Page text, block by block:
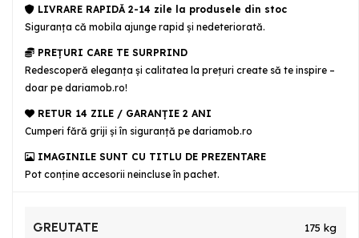
LIVRARE RAPIDĂ 2-14 zile la produsele din stoc
Siguranţa că mobila ajunge rapid şi nedeteriorată.
PREȚURI CARE TE SURPRIND
Redescoperă eleganța și calitatea la prețuri create să te inspire –
doar pe dariamob.ro!
RETUR 14 ZILE / GARANŢIE 2 ANI
Cumperi fără griji şi în siguranţă pe dariamob.ro
IMAGINILE SUNT CU TITLU DE PREZENTARE
Pot conține accesorii neincluse în pachet.
GREUTATE 175 kg